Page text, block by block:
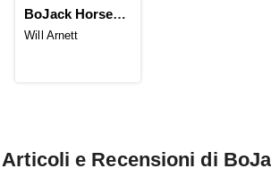
BoJack Horseman
Will Arnett
Articoli e Recensioni di